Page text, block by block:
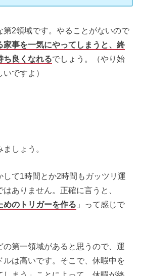
第2領域です。やることがないので
家事を一気にやってしまうと、終
ち良くなれるでしょう。（やり始
ですよ）
しょう。
して1時間とか2時間もガッツリ運
ありません。正確に言うと、
めのトリガーを作る 」って感じで
の第一領域があると思うので、運
ルは高いです。そこで、休暇中を